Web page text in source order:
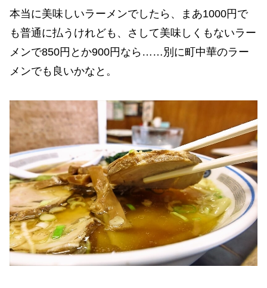
本当に美味しいラーメンでしたら、まあ1000円で
も普通に払うけれども、さして美味しくもないラー
メンで850円とか900円なら……別に町中華のラー
メンでも良いかなと。